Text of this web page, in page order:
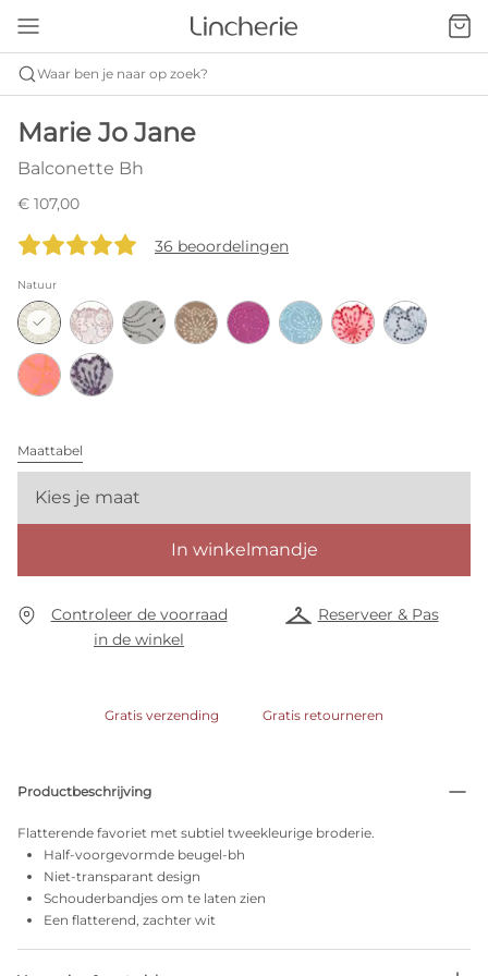
Waar ben je naar op zoek?
Marie Jo Jane
Balconette Bh
€ 107,00
36 beoordelingen
Natuur
Maattabel
Kies je maat
In winkelmandje
Controleer de voorraad
in de winkel
Reserveer & Pas
Gratis verzending Gratis retourneren
Productbeschrijving
Flatterende favoriet met subtiel tweekleurige broderie.
Half-voorgevormde beugel-bh
Niet-transparant design
Schouderbandjes om te laten zien
Een flatterend, zachter wit